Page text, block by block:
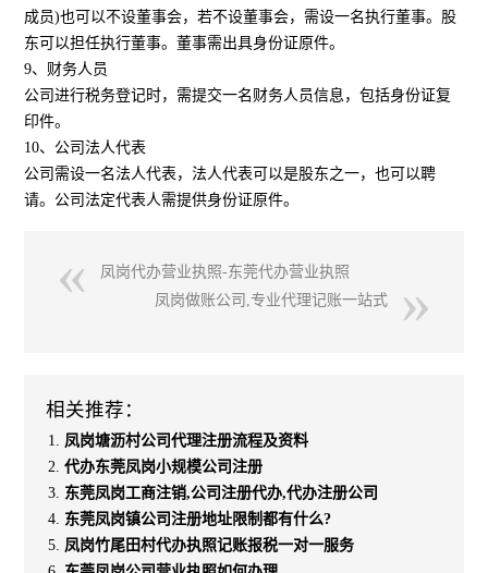
成员)也可以不设董事会，若不设董事会，需设一名执行董事。股
东可以担任执行董事。董事需出具身份证原件。
9、财务人员
公司进行税务登记时，需提交一名财务人员信息，包括身份证复
印件。
10、公司法人代表
公司需设一名法人代表，法人代表可以是股东之一，也可以聘
请。公司法定代表人需提供身份证原件。
凤岗代办营业执照-东莞代办营业执照
凤岗做账公司,专业代理记账一站式
相关推荐：
凤岗塘沥村公司代理注册流程及资料
代办东莞凤岗小规模公司注册
东莞凤岗工商注销,公司注册代办,代办注册公司
东莞凤岗镇公司注册地址限制都有什么?
凤岗竹尾田村代办执照记账报税一对一服务